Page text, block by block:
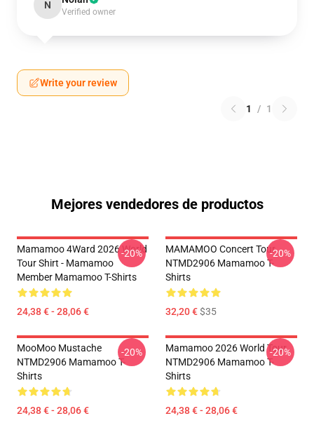
N
Verified owner
Write your review
1 / 1
Mejores vendedores de productos
Mamamoo 4Ward 2026 World
Tour Shirt - Mamamoo
Member Mamamoo T-Shirts
24,38 € - 28,06 €
-20%
MAMAMOO Concert Tour
NTMD2906 Mamamoo T-
Shirts
32,20 €$35
-20%
MooMoo Mustache
NTMD2906 Mamamoo T-
Shirts
24,38 € - 28,06 €
-20%
Mamamoo 2026 World Tour
NTMD2906 Mamamoo T-
Shirts
24,38 € - 28,06 €
-20%